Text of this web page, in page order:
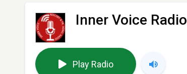
Inner Voice Radio
Play Radio